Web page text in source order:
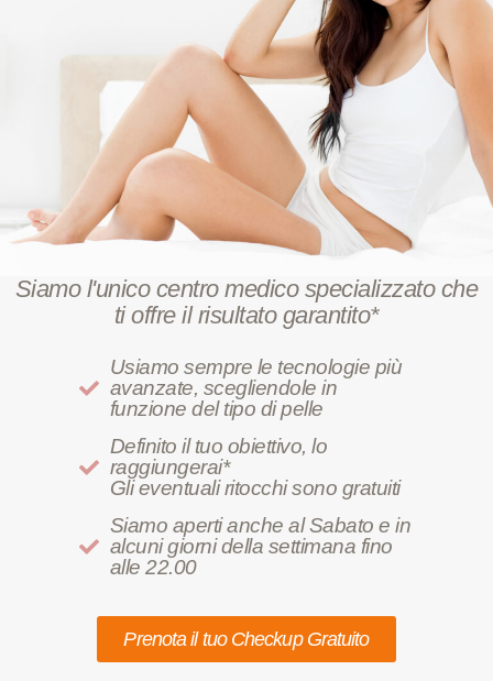
Siamo l'unico centro medico specializzato che
ti offre il risultato garantito*
Usiamo sempre le tecnologie più
avanzate, scegliendole in
funzione del tipo di pelle
Definito il tuo obiettivo, lo
raggiungerai*
Gli eventuali ritocchi sono gratuiti
Siamo aperti anche al Sabato e in
alcuni giorni della settimana fino
alle 22.00
Prenota il tuo Checkup Gratuito